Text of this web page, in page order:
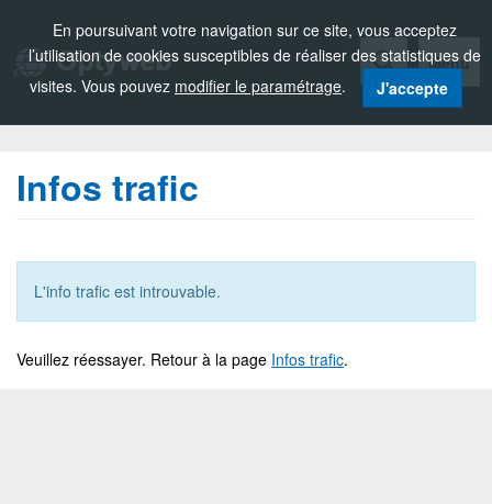
En poursuivant votre navigation sur ce site, vous acceptez
l’utilisation de cookies susceptibles de réaliser des statistiques de
visites. Vous pouvez modifier le paramétrage. J'accepte
Menu
Infos trafic
L'info trafic est introuvable.
Veuillez réessayer. Retour à la page Infos trafic.